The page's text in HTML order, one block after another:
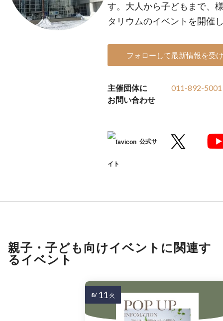
す。大人から子どもまで、
タリウムのイベントを開催
フォローして最新情報を受
主催団体に
お問い合わせ
011-892-5001
公式サ
イト
親子・子ども向けイベントに関連す
るイベント
8/ 11 火